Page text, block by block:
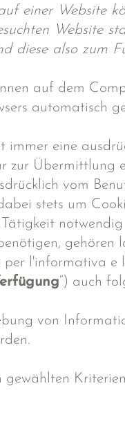
einer Website
Website
diese also zum
auf dem
automatisch
eine
zur
vom
stets um
notwendig
gehören
l'informativa e
“) auch
von